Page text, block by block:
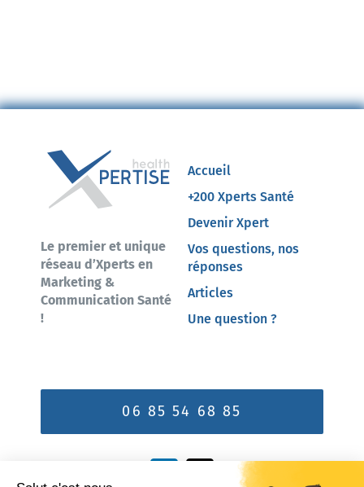
Le premier et unique
réseau d’Xperts en
Marketing &
Communication Santé
!
Accueil
+200 Xperts Santé
Devenir Xpert
Vos questions, nos
réponses
Articles
Une question ?
06 85 54 68 85